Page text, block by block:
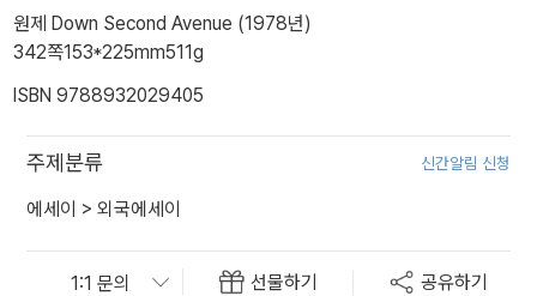
원제 Down Second Avenue (1978년)
342쪽153*225mm511g
ISBN 9788932029405
주제분류 신간알림 신청
에세이 > 외국에세이
선물하기 공유하기